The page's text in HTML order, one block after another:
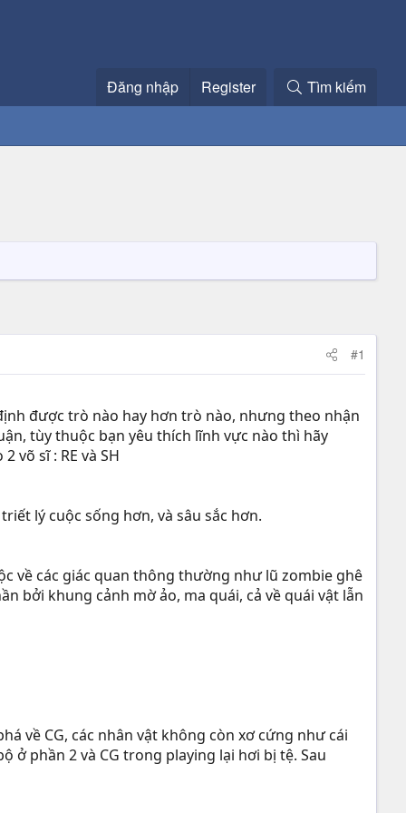
Đăng nhập Register Tìm kiếm
#1
được trò nào hay hơn trò nào, nhưng theo nhận
tùy thuộc bạn yêu thích lĩnh vực nào thì hãy
võ sĩ : RE và SH
lý cuộc sống hơn, và sâu sắc hơn.
về các giác quan thông thường như lũ zombie ghê
bởi khung cảnh mờ ảo, ma quái, cả về quái vật lẫn
về CG, các nhân vật không còn xơ cứng như cái
ở phần 2 và CG trong playing lại hơi bị tệ. Sau